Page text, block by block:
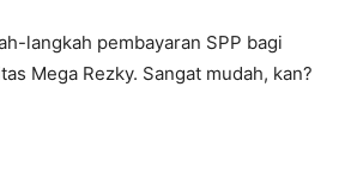
langkah pembayaran SPP bagi
Mega Rezky. Sangat mudah, kan?